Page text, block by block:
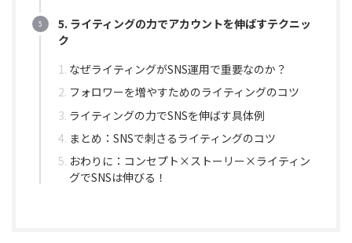
5. ライティングの力でアカウントを伸ばすテクニッ
ク
なぜライティングがSNS運用で重要なのか？
フォロワーを増やすためのライティングのコツ
ライティングの力でSNSを伸ばす具体例
まとめ：SNSで刺さるライティングのコツ
おわりに：コンセプト×ストーリー×ライティン
グでSNSは伸びる！